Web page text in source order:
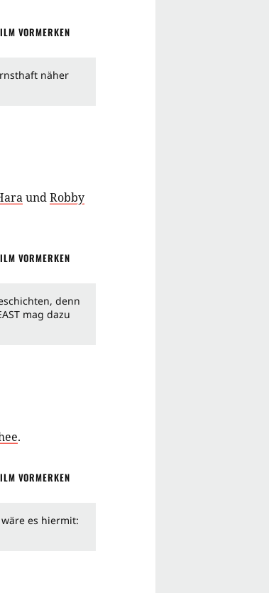
VORMERKEN
näher
undRobby
VORMERKEN
denn
mag dazu
.
VORMERKEN
es hiermit: